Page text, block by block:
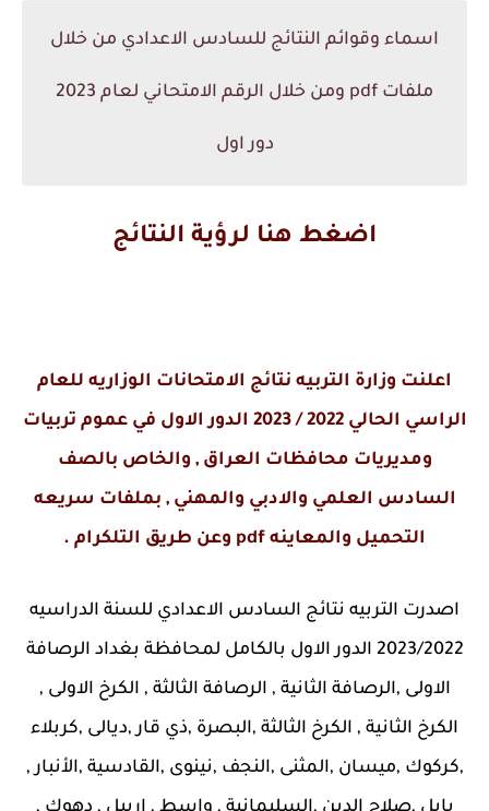
اسماء وقوائم النتائج للسادس الاعدادي من خلال
ملفات pdf ومن خلال الرقم الامتحاني لعام 2023
دور اول
اضغط هنا لرؤية النتائج
اعلنت وزارة التربيه نتائج الامتحانات الوزاريه للعام
الراسي الحالي 2022 / 2023 الدور الاول في عموم تربيات
ومديريات محافظات العراق , والخاص بالصف
السادس العلمي والادبي والمهني , بملفات سريعه
التحميل والمعاينه pdf وعن طريق التلكرام .
اصدرت التربيه نتائج السادس الاعدادي للسنة الدراسيه
2023/2022 الدور الاول بالكامل لمحافظة بغداد الرصافة
الاولى ,الرصافة الثانية , الرصافة الثالثة , الكرخ الاولى ,
الكرخ الثانية , الكرخ الثالثة ,البصرة ,ذي قار ,ديالى ,كربلاء
,كركوك ,ميسان ,المثنى ,النجف ,نينوى ,القادسية ,الأنبار ,